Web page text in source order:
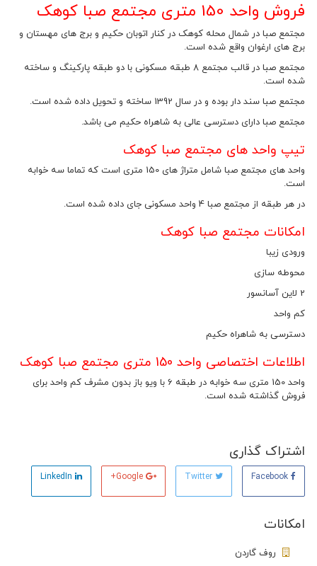
فروش واحد 150 متری مجتمع صبا کوهک
مجتمع صبا در شمال محله کوهک در کنار اتوبان حکیم و برج های مهستان و
برج های ارغوان واقع شده است.
مجتمع صبا در قالب مجتمع 8 طبقه مسکونی با دو طبقه پارکینگ و ساخته
شده است.
مجتمع صبا سند دار بوده و در سال 1392 ساخته و تحویل داده شده است.
مجتمع صبا دارای دسترسی عالی به شاهراه حکیم می باشد.
تیپ واحد های مجتمع صبا کوهک
واحد های مجتمع صبا شامل متراژ های 150 متری است که تماما سه خوابه
است.
در هر طبقه از مجتمع صبا 4 واحد مسکونی جای داده شده است.
امکانات مجتمع صبا کوهک
ورودی زیبا
محوطه سازی
کم واحد
دسترسی به شاهراه حکیم
اطلاعات اختصاصی واحد 150 متری مجتمع صبا کوهک
واحد 150 متری سه خوابه در طبقه 6 با ویو باز بدون مشرف کم واحد برای
فروش گذاشته شده است.
اشتراک گذاری
Twitter
Google+
LinkedIn
امکانات
روف گاردن